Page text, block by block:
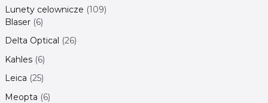
Lunety celownicze 109
Blaser 6
Delta Optical
26
Kahles 6
Leica 25
Meopta 6